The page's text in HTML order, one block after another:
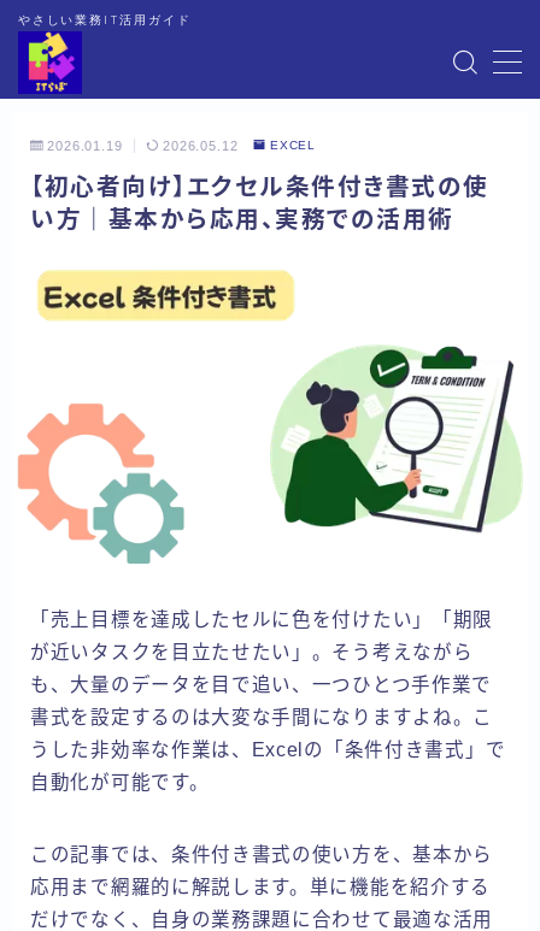
やさしい業務IT活用ガイド
MENU
EXCEL
WORD
2026.01.19 2026.05.12 EXCEL
【初心者向け】エクセル条件付き書式の使
い方｜基本から応用、実務での活用術
「売上目標を達成したセルに色を付けたい」「期限
が近いタスクを目立たせたい」。そう考えながら
も、大量のデータを目で追い、一つひとつ手作業で
書式を設定するのは大変な手間になりますよね。こ
うした非効率な作業は、Excelの「条件付き書式」で
自動化が可能です。
この記事では、条件付き書式の使い方を、基本から
応用まで網羅的に解説します。単に機能を紹介する
だけでなく、自身の業務課題に合わせて最適な活用